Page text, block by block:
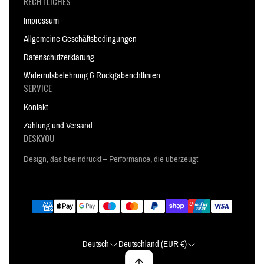
Impressum
Allgemeine Geschäftsbedingungen
Datenschutzerklärung
Widerrufsbelehrung & Rückgaberichtlinien
SERVICE
Kontakt
Zahlung und Versand
DESKYOU
Design, das beeindruckt – Performance, die überzeugt
Deutsch Deutschland (EUR €)